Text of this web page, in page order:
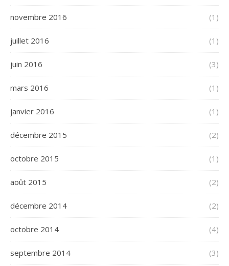
novembre 2016 (1)
juillet 2016 (1)
juin 2016 (3)
mars 2016 (1)
janvier 2016 (1)
décembre 2015 (2)
octobre 2015 (1)
août 2015 (2)
décembre 2014 (2)
octobre 2014 (4)
septembre 2014 (3)